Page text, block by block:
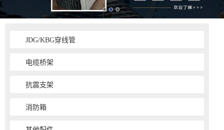
JDG/KBG穿线管
电缆桥架
抗震支架
消防箱